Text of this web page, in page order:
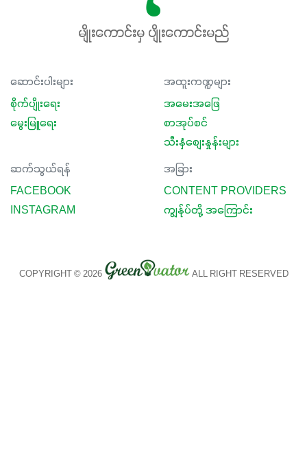
မျိုးကောင်းမှ ပျိုးကောင်းမည်
ဆောင်းပါးများ
စိုက်ပျိုးရေး
မွေးမြူရေး
အထူးကဏ္ဍများ
အမေးအဖြေ
စာအုပ်စင်
သီးနှံစျေးနှုန်းများ
ဆက်သွယ်ရန်
FACEBOOK
INSTAGRAM
အခြား
CONTENT PROVIDERS
ကျွန်ုပ်တို့ အကြောင်း
COPYRIGHT © 2026 ALL RIGHT RESERVED